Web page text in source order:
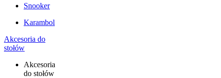
Snooker
Karambol
Akcesoria do
stołów
Akcesoria
do stołów